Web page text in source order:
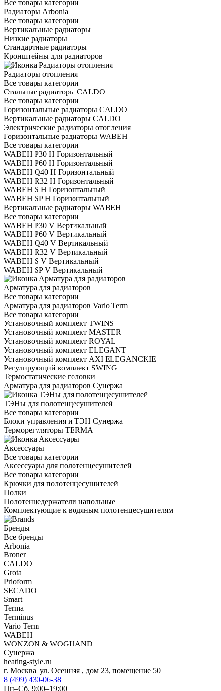
Все товары категории
Радиаторы Arbonia
Все товары категории
Вертикальные радиаторы
Низкие радиаторы
Стандартные радиаторы
Кронштейны для радиаторов
Радиаторы отопления
Все товары категории
Стальные радиаторы CALDO
Все товары категории
Горизонтальные радиаторы CALDO
Вертикальные радиаторы CALDO
Электрические радиаторы отопления
Горизонтальные радиаторы WABEH
Все товары категории
WABEH P30 H Горизонтальный
WABEH P60 H Горизонтальный
WABEH Q40 H Горизонтальный
WABEH R32 H Горизонтальный
WABEH S H Горизонтальный
WABEH SP H Горизонтальный
Вертикальные радиаторы WABEH
Все товары категории
WABEH P30 V Вертикальный
WABEH P60 V Вертикальный
WABEH Q40 V Вертикальный
WABEH R32 V Вертикальный
WABEH S V Вертикальный
WABEH SP V Вертикальный
Арматура для радиаторов
Все товары категории
Арматура для радиаторов Vario Term
Все товары категории
Установочный комплект TWINS
Установочный комплект MASTER
Установочный комплект ROYAL
Установочный комплект ELEGANT
Установочный комплект AXI ELEGANCKIE
Регулирующий комплект SWING
Термостатические головки
Арматура для радиаторов Сунержа
ТЭНы для полотенцесушителей
Все товары категории
Блоки управления и ТЭН Сунержа
Терморегуляторы TERMA
Аксессуары
Все товары категории
Аксессуары для полотенцесушителей
Все товары категории
Крючки для полотенцесушителей
Полки
Полотенцедержатели напольные
Комплектующие к водяным полотенцесушителям
Бренды
Все бренды
Arbonia
Broner
CALDO
Grota
Prioform
SECADO
Smart
Terma
Terminus
Vario Term
WABEH
WONZON & WOGHAND
Сунержа
heating-style.ru
г. Москва, ул. Осенняя , дом 23, помещение 50
8 (499) 430-06-38
Пн–Сб. 9:00–19:00